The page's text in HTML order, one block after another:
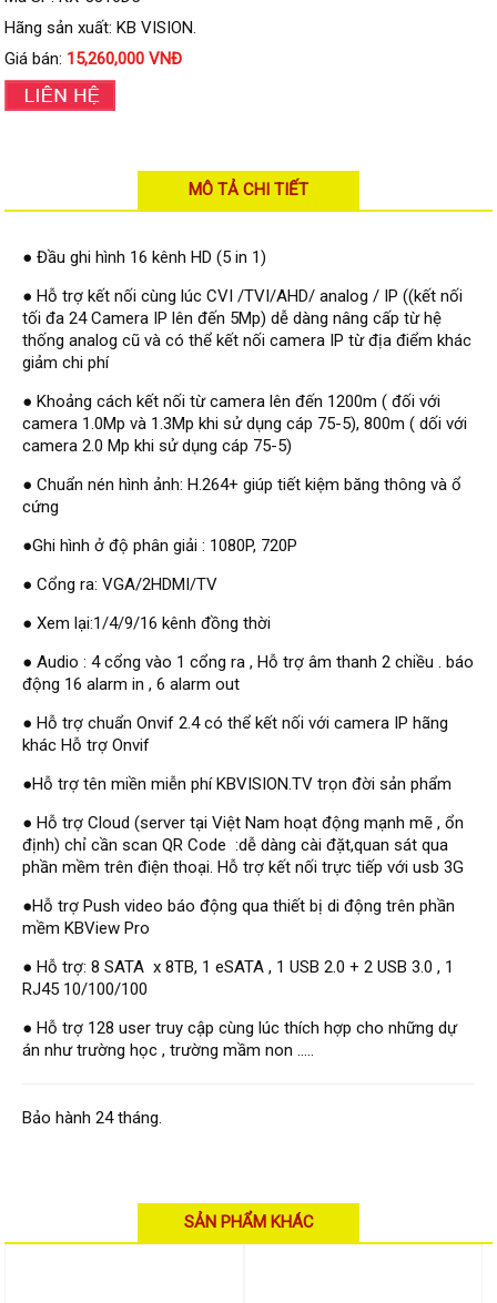
Đầu ghi IP KBVISION
Đầu ghi IP HDParagon
Đầu ghi IP Dahua
Camera KBVISION
Camera HDParagon
Đầu ghi Analog
Đầu ghi HDParagon
Đầu ghi Visionhitech
Đầu ghi Dahua
Đầu ghi KBVISION
Thiết bị chống trộm
Thiết bị chống trộm Paradox
Thiết bị Enforcer
access control
Khóa điện tử VIRO
Access control Syris
Giải pháp
LẮP ĐẶT CAMERA TRỌN GÓI
GIẢI PHÁP CAMERA AN NINH
BÁO ĐỘNG CHỐNG TRỘM
GIẢI PHÁP GIÁM SÁT RA VÀO
GIẢI PHÁP NHỎ TRỌN GÓI
Hỗ trợ kỹ thuật
Hướng dẫn sử dụng
Tài liệu kỹ thuật
Tin tức
Hãng sản xuất: KB VISION.
Giá bán: 15,260,000 VNĐ
MÔ TẢ CHI TIẾT
● Đầu ghi hình 16 kênh HD (5 in 1)
● Hỗ trợ kết nối cùng lúc CVI /TVI/AHD/ analog / IP ((kết nối
tối đa 24 Camera IP lên đến 5Mp) dễ dàng nâng cấp từ hệ
thống analog cũ và có thể kết nối camera IP từ địa điểm khác
giảm chi phí
● Khoảng cách kết nối từ camera lên đến 1200m ( đối với
camera 1.0Mp và 1.3Mp khi sử dụng cáp 75-5), 800m ( dối với
camera 2.0 Mp khi sử dụng cáp 75-5)
● Chuẩn nén hình ảnh: H.264+ giúp tiết kiệm băng thông và ổ
cứng
●Ghi hình ở độ phân giải : 1080P, 720P
● Cổng ra: VGA/2HDMI/TV
● Xem lại:1/4/9/16 kênh đồng thời
● Audio : 4 cổng vào 1 cổng ra , Hỗ trợ âm thanh 2 chiều . báo
động 16 alarm in , 6 alarm out
● Hỗ trợ chuẩn Onvif 2.4 có thể kết nối với camera IP hãng
khác Hỗ trợ Onvif
●Hỗ trợ tên miền miễn phí KBVISION.TV trọn đời sản phẩm
● Hỗ trợ Cloud (server tại Việt Nam hoạt động mạnh mẽ , ổn
định) chỉ cần scan QR Code :dễ dàng cài đặt,quan sát qua
phần mềm trên điện thoại. Hỗ trợ kết nối trực tiếp với usb 3G
●Hỗ trợ Push video báo động qua thiết bị di động trên phần
mềm KBView Pro
● Hỗ trợ: 8 SATA x 8TB, 1 eSATA , 1 USB 2.0 + 2 USB 3.0 , 1
RJ45 10/100/100
● Hỗ trợ 128 user truy cập cùng lúc thích hợp cho những dự
án như trường học , trường mầm non .....
Bảo hành 24 tháng.
SẢN PHẨM KHÁC